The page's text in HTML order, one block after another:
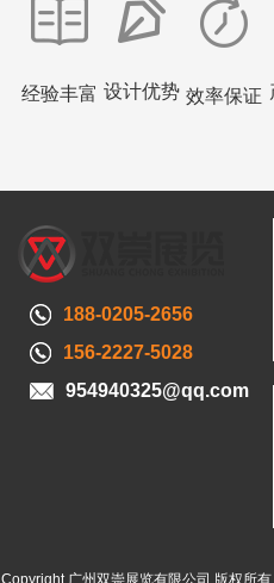
经验丰富 设计优势 效率保证
188-0205-2656
156-2227-5028
954940325@qq.com
Copyright 广州双崇展览有限公司 版权所有